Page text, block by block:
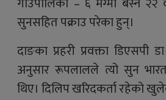
सुनसहित पक्राउ परेका हुन्।
दाङका प्रहरी प्रवक्ता डिएसपी
अनुसार रूपलालले त्यो सुन
थिए। दिलिप खरिदकर्ता रहेको